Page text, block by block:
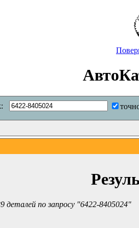
деталей по запросу "6422-8405024"